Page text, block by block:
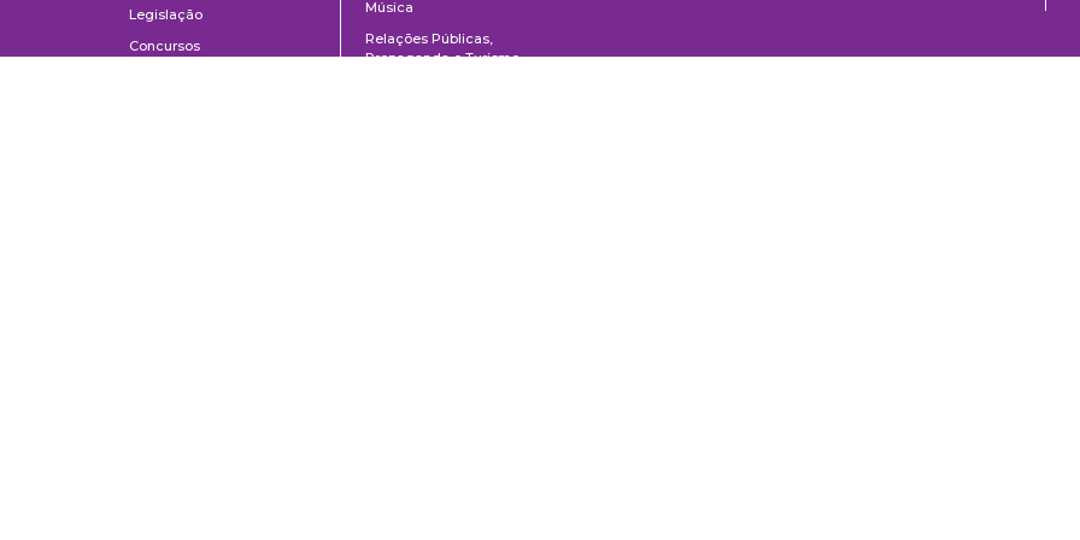
Legislação
Concursos
Música
Relações Públicas,
Propaganda e Turismo